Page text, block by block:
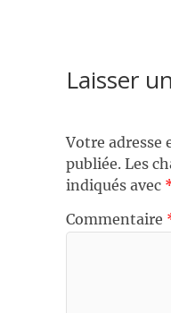
Laisser
Votre adresse
publiée. Les
indiqués avec
Commentaire